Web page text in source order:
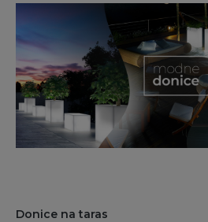
Donice na taras